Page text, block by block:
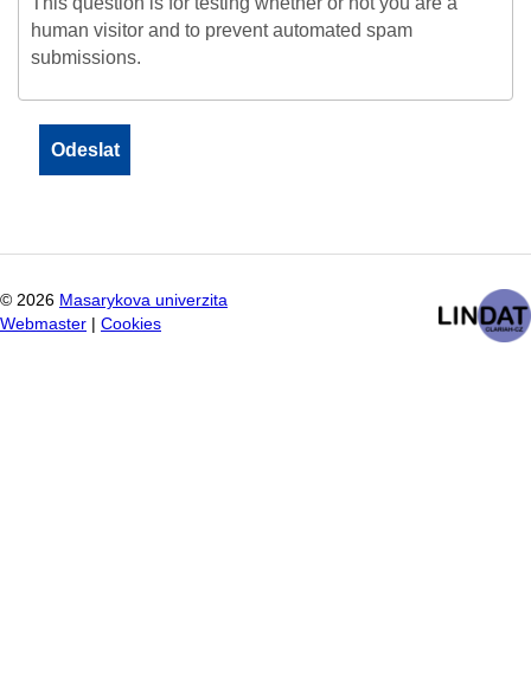
human visitor and to prevent automated spam
submissions.
© 2026 Masarykova univerzita
Webmaster
Cookies